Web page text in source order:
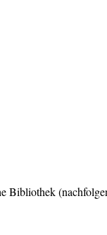
Bibliothek